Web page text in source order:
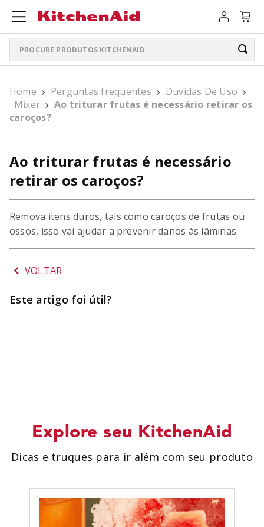
Procure produtos KitchenAid
1º ARTISAN PLUS
4º
5º BOWL LIFT
6º K400
7º LIQUIDIFICADOR
8º SORVETEIRA
9 PURE POWER
Home Perguntas frequentes
Duvidas De Uso
Mixer
Ao triturar frutas é necessário retirar os
caroços?
Ao triturar frutas é necessário
retirar os caroços?
Remova itens duros, tais como caroços de frutas ou
ossos, isso vai ajudar a prevenir danos às lâminas.
VOLTAR
Este artigo foi útil?
Explore seu KitchenAid
Dicas e truques para ir além com seu produto